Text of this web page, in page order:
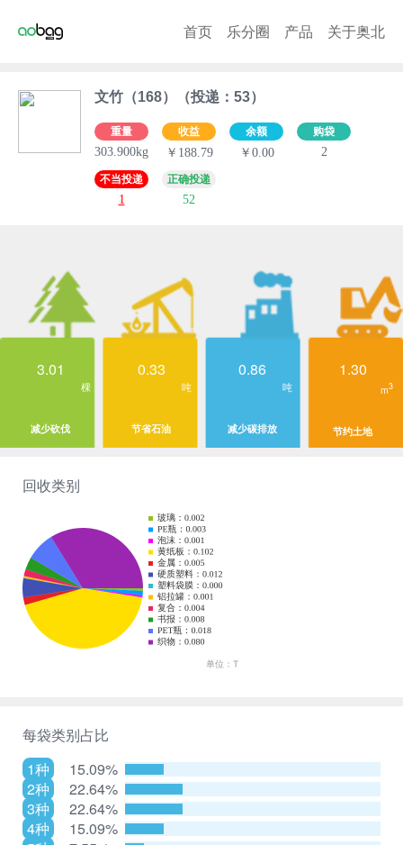
首页 乐分圈 产品 关于奥北
文竹（168）（投递：53）
重量
303.900kg
收益
￥188.79
余额
￥0.00
购袋
2
不当投递
1
正确投递
52
3.01
棵
减少砍伐
0.33
吨
节省石油
0.86
吨
减少碳排放
1.30
m3
节约土地
回收类别
每袋类别占比
1种
15.09%
2种
22.64%
3种
22.64%
4种
15.09%